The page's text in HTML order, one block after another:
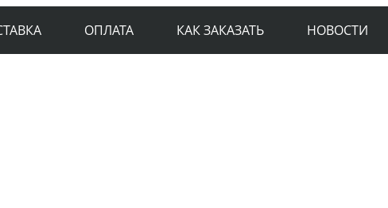
ОПЛАТА КАК ЗАКАЗАТЬ НОВОСТИ